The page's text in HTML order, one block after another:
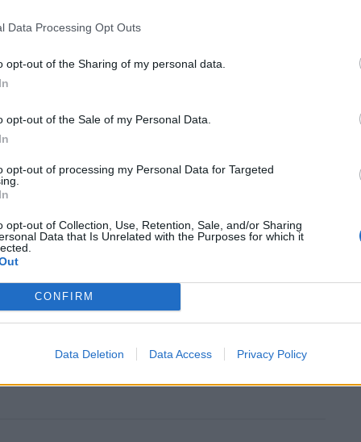
Data Processing Opt Outs
opt-out of the Sharing of my personal data.
opt-out of the Sale of my Personal Data.
opt-out of processing my Personal Data for Targeted
opt-out of Collection, Use, Retention, Sale, and/or Sharing
Data that Is Unrelated with the Purposes for which it
CONFIRM
Data Deletion Data Access Privacy Policy
ο κ. Γεραπετρίτηςθα έχει χωριστές
της Βολιβίας, του Μπαχρέιν και της
ομόλογο του από τη Βόρεια Μακεδονία, Τίμτσο
της Ελλάδας στην Ν. Υόρκη.